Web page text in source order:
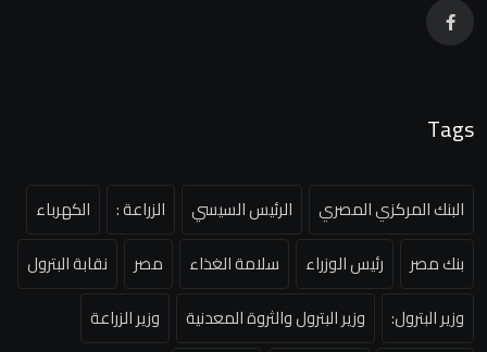
Tags
البنك المركزي المصري الرئيس السيسي الزراعة :
الكهرباء
بنك مصر
رئيس الوزراء سلامة الغذاء مصر
نقابة البترول
وزير البترول:
وزير البترول والثروة المعدنية
وزير الزراعة